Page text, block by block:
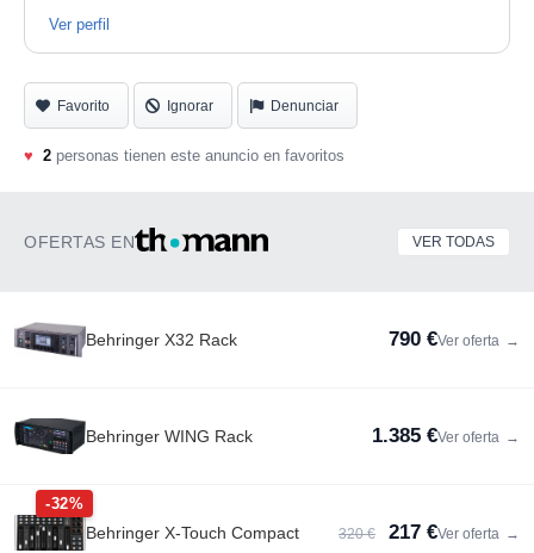
Ver perfil
Favorito Ignorar Denunciar
♥ 2 personas tienen este anuncio en favoritos
OFERTAS EN VER TODAS
Behringer X32 Rack 790 €Ver oferta →
Behringer WING Rack 1.385 €Ver oferta →
-32%
Behringer X-Touch Compact 320 € 217 €Ver oferta →